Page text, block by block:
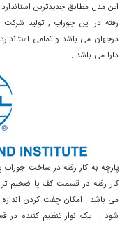
این مدل مطابق جدیدترین
درجهان می باشد و تمامی
دارا می باشد .
پارچه به کار رفته در ساخت جوراب
می باشد . امکان چفت کردن اندازه
شود . یک نوار تنظیم کننده در